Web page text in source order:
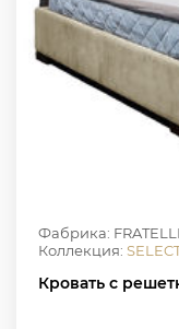
Фабрика:
Коллекция:
Кровать с